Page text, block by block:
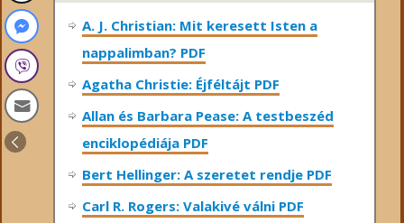
A. J. Christian: Mit keresett Isten a
nappalimban? PDF
Agatha Christie: Éjféltájt PDF
Allan és Barbara Pease: A testbeszéd
enciklopédiája PDF
Bert Hellinger: A ​szeretet rendje PDF
Carl R. Rogers: Valakivé válni PDF